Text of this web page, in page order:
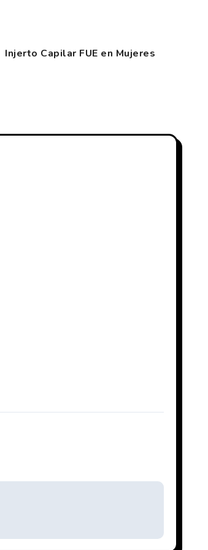
Injerto Capilar FUE en Mujeres